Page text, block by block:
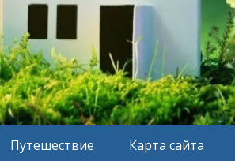
Путешествие Карта сайта